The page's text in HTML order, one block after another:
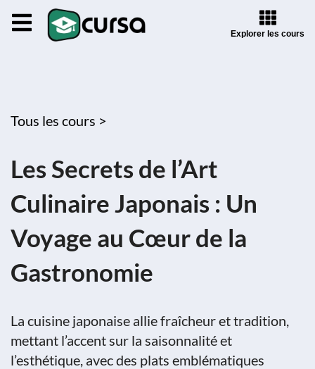
Explorer les cours
Tous les cours >
Les Secrets de l’Art
Culinaire Japonais : Un
Voyage au Cœur de la
Gastronomie
La cuisine japonaise allie fraîcheur et tradition,
mettant l’accent sur la saisonnalité et
l’esthétique, avec des plats emblématiques